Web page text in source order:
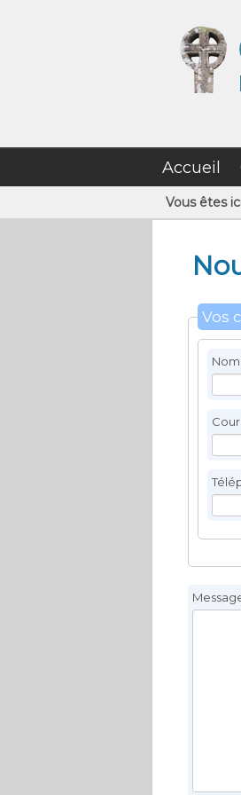
Accueil
Vous êtes
Vos